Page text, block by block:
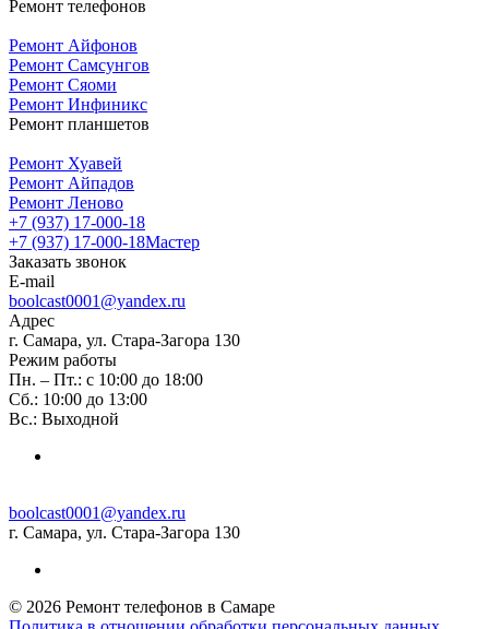
Ремонт телефонов
Ремонт Айфонов
Ремонт Самсунгов
Ремонт Сяоми
Ремонт Инфиникс
Ремонт планшетов
Ремонт Хуавей
Ремонт Айпадов
Ремонт Леново
+7 (937) 17-000-18
+7 (937) 17-000-18Мастер
Заказать звонок
E-mail
boolcast0001@yandex.ru
Адрес
г. Самара, ул. Стара-Загора 130
Режим работы
Пн. – Пт.: с 10:00 до 18:00
Сб.: 10:00 до 13:00
Вс.: Выходной
boolcast0001@yandex.ru
г. Самара, ул. Стара-Загора 130
© 2026 Ремонт телефонов в Самаре